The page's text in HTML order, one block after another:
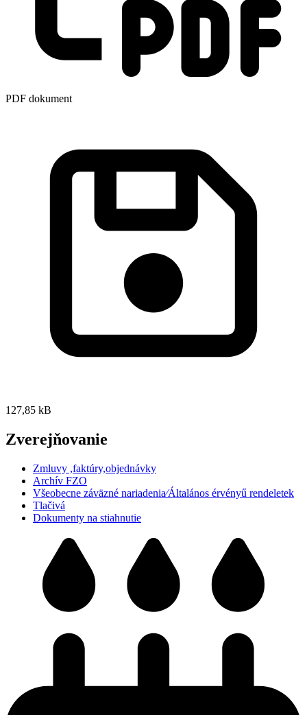
PDF dokument
127,85 kB
Zverejňovanie
Zmluvy ,faktúry,objednávky
Archív FZO
Všeobecne záväzné nariadenia⁄Általános érvényű rendeletek
Tlačivá
Dokumenty na stiahnutie